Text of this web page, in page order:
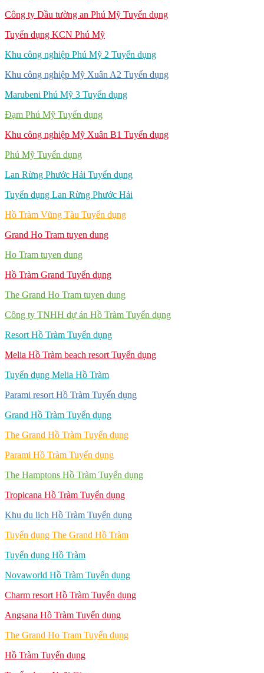
Công ty Dầu tường an Phú Mỹ Tuyển dụng
Tuyển dụng KCN Phú Mỹ
Khu công nghiệp Phú Mỹ 2 Tuyển dụng
Khu công nghiệp Mỹ Xuân A2 Tuyển dụng
Marubeni Phú Mỹ 3 Tuyển dụng
Đạm Phú Mỹ Tuyển dụng
Khu công nghiệp Mỹ Xuân B1 Tuyển dụng
Phú Mỹ Tuyển dụng
Lan Rừng Phước Hải Tuyển dụng
Tuyển dụng Lan Rừng Phước Hải
Hồ Tràm Vũng Tàu Tuyển dụng
Grand Ho Tram tuyen dung
Ho Tram tuyen dung
Hồ Tràm Grand Tuyển dụng
The Grand Ho Tram tuyen dung
Công ty TNHH dự án Hồ Tràm Tuyển dụng
Resort Hồ Tràm Tuyển dụng
Melia Hồ Tràm beach resort Tuyển dụng
Tuyển dụng Melia Hồ Tràm
Parami resort Hồ Tràm Tuyển dụng
Grand Hồ Tràm Tuyển dụng
The Grand Hồ Tràm Tuyển dụng
Parami Hồ Tràm Tuyển dụng
The Hamptons Hồ Tràm Tuyển dụng
Tropicana Hồ Tràm Tuyển dụng
Khu du lịch Hồ Tràm Tuyển dụng
Tuyển dụng The Grand Hồ Tràm
Tuyển dụng Hồ Tràm
Novaworld Hồ Tràm Tuyển dụng
Charm resort Hồ Tràm Tuyển dụng
Angsana Hồ Tràm Tuyển dụng
The Grand Ho Tram Tuyển dụng
Hồ Tràm Tuyển dụng